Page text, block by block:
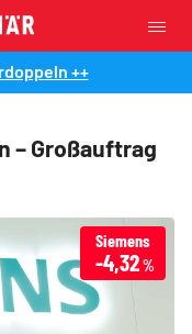
++
– Großauftrag
Siemens
-4,32%